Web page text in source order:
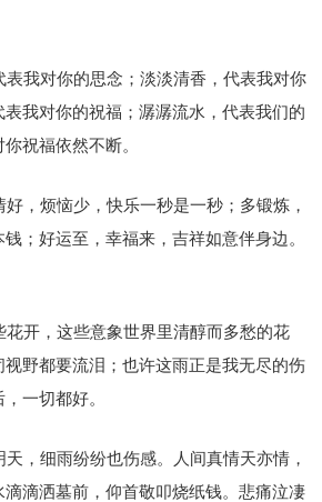
表我对你的思念；淡淡清香，代表我对你
我对你的祝福；潺潺流水，代表我们的
祝福依然不断。
，烦恼少，快乐一秒是一秒；多锻炼，
；好运至，幸福来，吉祥如意伴身边。
花开，这些意象世界里清醇而多愁的花
视野都要流泪；也许这雨正是我无尽的伤
一切都好。
天，细雨纷纷也伤感。人间真情天亦情，
滴洒墓前，仰首敬叩烧纸钱。悲痛泣凄